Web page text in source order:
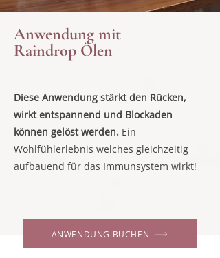
Anwendung mit
Raindrop Ölen
Diese Anwendung stärkt den Rücken,
wirkt entspannend und Blockaden
können gelöst werden. Ein
Wohlfühlerlebnis welches gleichzeitig
aufbauend für das Immunsystem wirkt!
ANWENDUNG BUCHEN